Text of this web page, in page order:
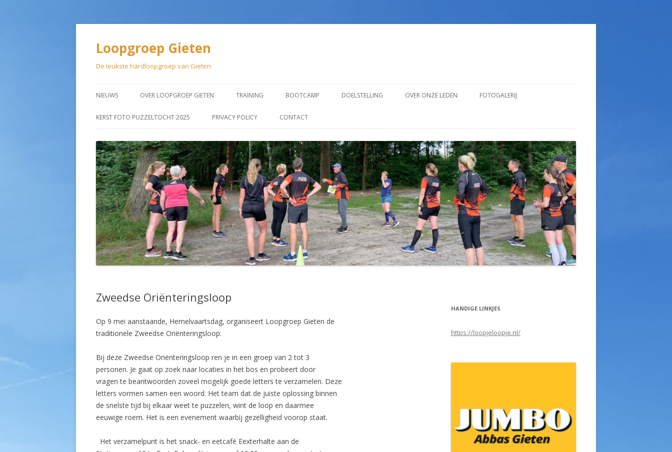
Loopgroep Gieten
De leukste hardloopgroep van Gieten
naar
NIEUWS OVER LOOPGROEP GIETEN
LIDMAATSCHAP
TRAINING
TRAINING VOOR BEGINNERS
BOOTCAMP DOELSTELLING OVER ONZE LEDEN FOTOGALERIJ
KERST FOTO PUZZELTOCHT 2025 PRIVACY POLICY CONTACT
Zweedse Oriënteringsloop
Op 9 mei aanstaande, Hemelvaartsdag, organiseert Loopgroep Gieten de
traditionele Zweedse Oriënteringsloop.
Bij deze Zweedse Oriënteringsloop ren je in een groep van 2 tot 3
personen. Je gaat op zoek naar locaties in het bos en probeert door
vragen te beantwoorden zoveel mogelijk goede letters te verzamelen. Deze
letters vormen samen een woord. Het team dat de juiste oplossing binnen
de snelste tijd bij elkaar weet te puzzelen, wint de loop en daarmee
eeuwige roem. Het is een evenement waarbij gezelligheid voorop staat.
Het verzamelpunt is het snack- en eetcafé Eexterhalte aan de
HANDIGE LINKJES
https://loopjeloopje.nl/